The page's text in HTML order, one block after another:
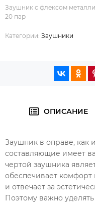
Заушник с флексом
20 пар
Категории: Заушники
ОПИСАНИЕ
Заушник в оправе, как
составляющие имеет
чертой заушника
обеспечивает комфорт
и отвечает за
Поэтому важно